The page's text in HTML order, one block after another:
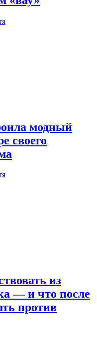
модный
своего
из
— и что после
против